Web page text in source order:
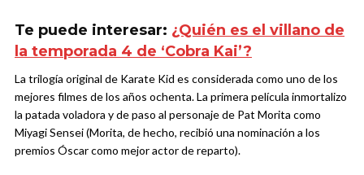
Te puede interesar: ¿Quién es el villano de
la temporada 4 de ‘Cobra Kai’?
La trilogía original de Karate Kid es considerada como uno de los
mejores filmes de los años ochenta. La primera película inmortalizo
la patada voladora y de paso al personaje de Pat Morita como
Miyagi Sensei (Morita, de hecho, recibió una nominación a los
premios Óscar como mejor actor de reparto).